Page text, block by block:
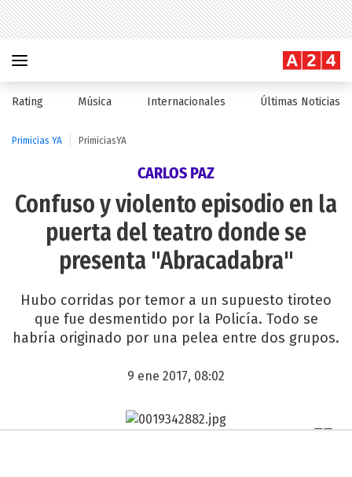
Rating Música Internacionales Últimas Noticias
Primicias YA PrimiciasYA
CARLOS PAZ
Confuso y violento episodio en la
puerta del teatro donde se
presenta "Abracadabra"
Hubo corridas por temor a un supuesto tiroteo
que fue desmentido por la Policía. Todo se
habría originado por una pelea entre dos grupos.
9 ene 2017, 08:02